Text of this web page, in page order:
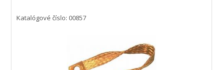
Katalógové číslo: 00857